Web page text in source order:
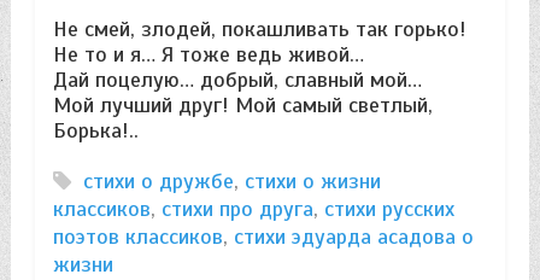
Не смей, злодей, покашливать так горько!
Не то и я… Я тоже ведь живой…
Дай поцелую… добрый, славный мой…
Мой лучший друг! Мой самый светлый,
Борька!..
стихи о дружбе, стихи о жизни
классиков, стихи про друга, стихи русских
поэтов классиков, стихи эдуарда асадова о
жизни